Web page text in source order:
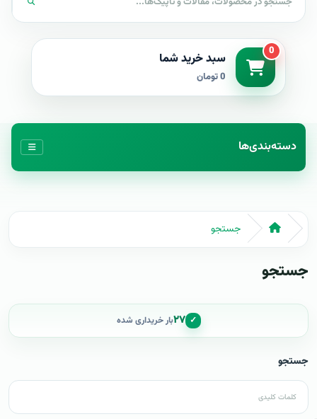
0 سبد خرید شما
0 تومان
دسته‌بندی‌ها
جستجو
جستجو
✓ ۲۷بار خریداری شده
جستجو